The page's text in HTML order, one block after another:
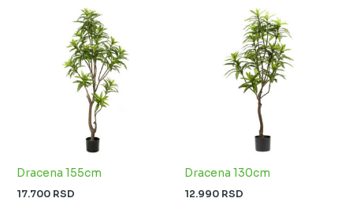
Dracena 155cm
17.700 RSD
Dracena 130cm
12.990 RSD